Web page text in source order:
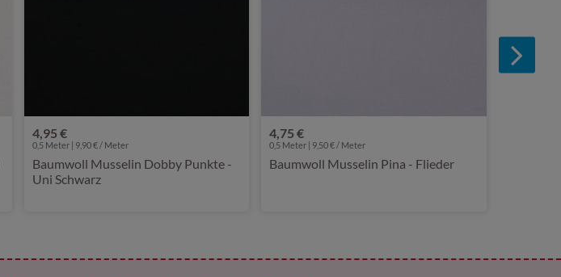
4,95 €
0,5 Meter | 9,90 € / Meter
Baumwoll Musselin Dobby Punkte -
Uni Schwarz
4,75 €
0,5 Meter | 9,50 € / Meter
Baumwoll Musselin Pina - Flieder